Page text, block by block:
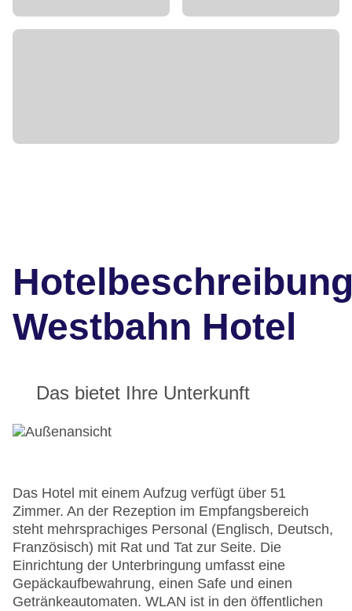
Westbahn Hotel
Das bietet Ihre Unterkunft
Das Hotel mit einem Aufzug verfügt über 51
Zimmer. An der Rezeption im Empfangsbereich
steht mehrsprachiges Personal (Englisch, Deutsch,
Französisch) mit Rat und Tat zur Seite. Die
Einrichtung der Unterbringung umfasst eine
Gepäckaufbewahrung, einen Safe und einen
Getränkeautomaten. WLAN ist in den öffentlichen